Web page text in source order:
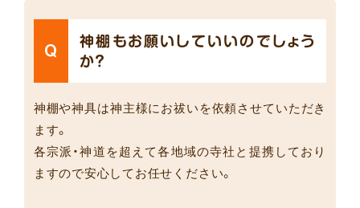
Q
神棚もお願いしていいのでしょう
か？
神棚や神具は神主様にお祓いを依頼させていただき
ます。
各宗派・神道を超えて各地域の寺社と提携しており
ますので安心してお任せください。